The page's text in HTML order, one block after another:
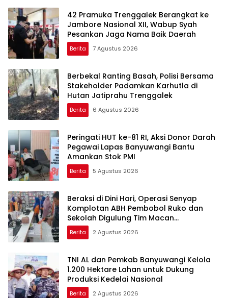
42 Pramuka Trenggalek Berangkat ke
Jambore Nasional XII, Wabup Syah
Pesankan Jaga Nama Baik Daerah
Berita 7 Agustus 2026
Berbekal Ranting Basah, Polisi Bersama
Stakeholder Padamkan Karhutla di
Hutan Jatiprahu Trenggalek
Berita 6 Agustus 2026
Peringati HUT ke-81 RI, Aksi Donor Darah
Pegawai Lapas Banyuwangi Bantu
Amankan Stok PMI
Berita 5 Agustus 2026
Beraksi di Dini Hari, Operasi Senyap
Komplotan ABH Pembobol Ruko dan
Sekolah Digulung Tim Macan
Blambangan
Berita 2 Agustus 2026
TNI AL dan Pemkab Banyuwangi Kelola
1.200 Hektare Lahan untuk Dukung
Produksi Kedelai Nasional
Berita 2 Agustus 2026